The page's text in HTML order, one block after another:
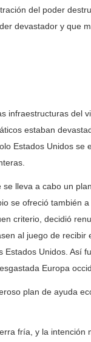
del poder
devastador y que
del
estaban
Estados Unidos se
lleva a cabo un plan
se ofreció también
criterio, decidió
al juego de
Unidos. Así
Europa
plan de ayuda
fría, y la intención